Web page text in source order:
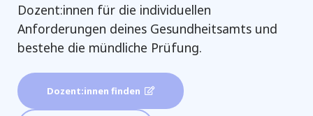
Dozent:innen für die individuellen
Anforderungen deines Gesundheitsamts und
bestehe die mündliche Prüfung.
Dozent:innen finden